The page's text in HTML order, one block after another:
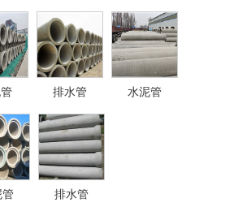
排水管 水泥管
排水管